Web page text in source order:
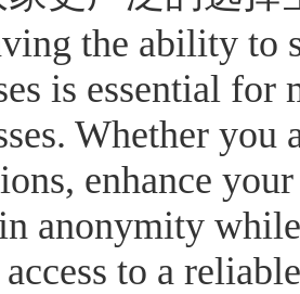
the ability to
is essential
Whether you
enhance
anonymity
to a